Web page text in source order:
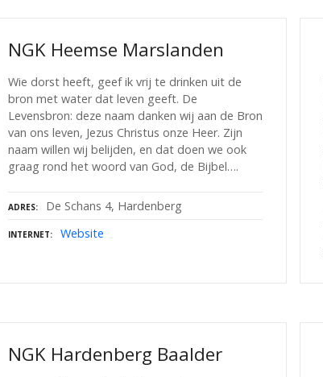
NGK Heemse Marslanden
Wie dorst heeft, geef ik vrij te drinken uit de
bron met water dat leven geeft. De
Levensbron: deze naam danken wij aan de Bron
van ons leven, Jezus Christus onze Heer. Zijn
naam willen wij belijden, en dat doen we ook
graag rond het woord van God, de Bijbel….
ADRES De Schans 4, Hardenberg
INTERNET Website
NGK Hardenberg Baalder